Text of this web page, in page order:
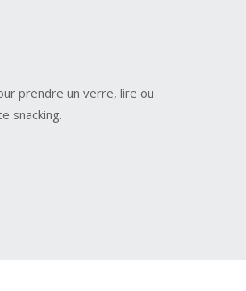
prendre un verre, lire ou
snacking.